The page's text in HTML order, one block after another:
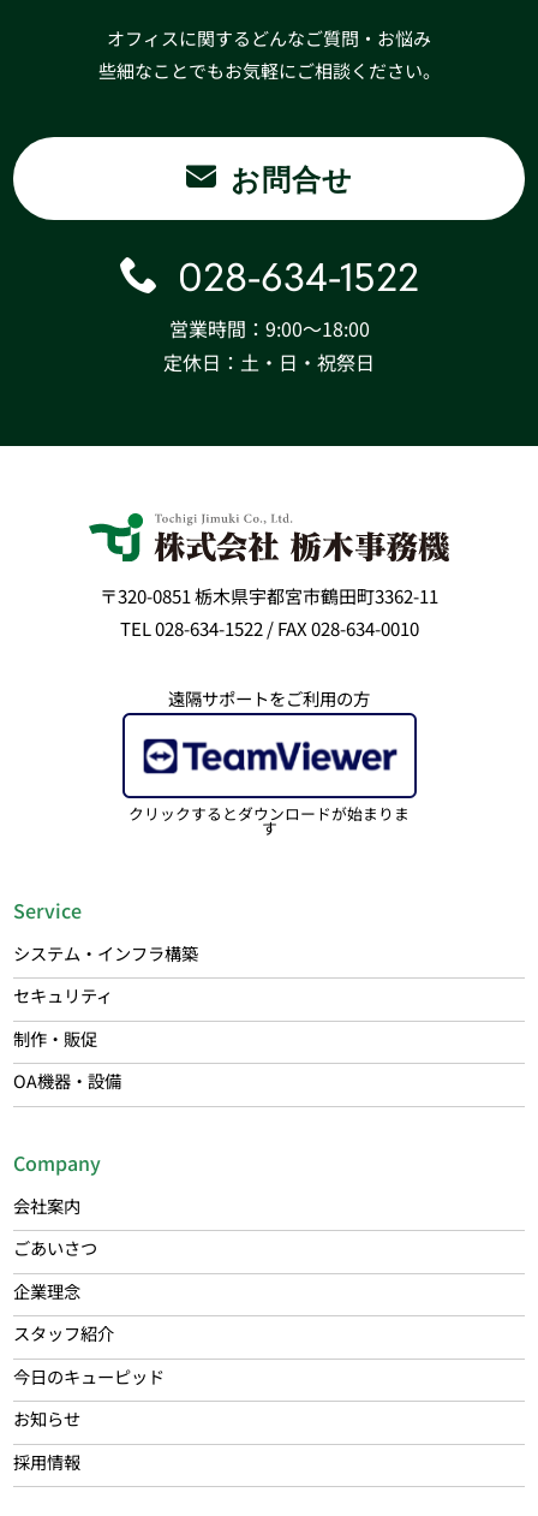
オフィスに関するどんなご質問・お悩み
些細なことでもお気軽にご相談ください。
お問合せ
028-634-1522
営業時間：9:00〜18:00
定休日：土・日・祝祭日
〒320-0851 栃木県宇都宮市鶴田町3362-11
TEL 028-634-1522 / FAX 028-634-0010
遠隔サポートをご利用の方
クリックするとダウンロードが始まりま
す
Service
システム・インフラ構築
セキュリティ
制作・販促
OA機器・設備
Company
会社案内
ごあいさつ
企業理念
スタッフ紹介
今日のキューピッド
お知らせ
採用情報